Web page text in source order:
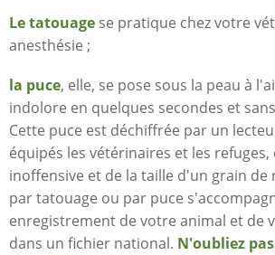
Le tatouage se pratique chez votre
anesthésie ;
la puce, elle, se pose sous la peau à
indolore en quelques secondes et
Cette puce est déchiffrée par un
équipés les vétérinaires et les refuges,
inoffensive et de la taille d'un grain de
par tatouage ou par puce
enregistrement de votre animal et de
dans un fichier national. N'oubliez